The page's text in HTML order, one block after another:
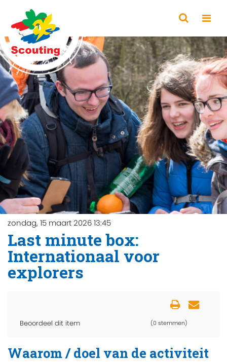
zondag, 15 maart 2026 13:45
Last minute box:
Internationaal voor
explorers
Beoordeel dit item (0 stemmen)
Waarom / doel van de activiteit